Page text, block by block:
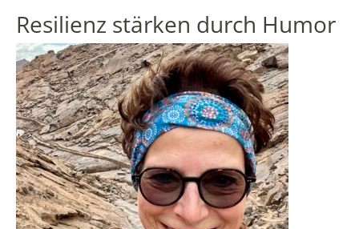
Resilienz stärken durch Humor